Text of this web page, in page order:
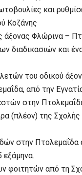
και
Κοζάνης
άξονας Φλώρινα –
διαδικασιών και
του οδικού
από την
στην
(πλέον) της Σχολής
στην Πτολεμαΐδα
εξάμηνα.
φοιτητών από τη